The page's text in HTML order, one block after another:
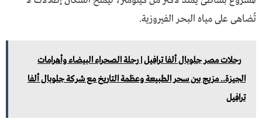
تُضاهى على مياه البحر الفيروزية.
رحلات مصر جلوبال ألفا ترافيل | رحلة الصحراء البيضاء وأهرامات
الجيزة.. مزيج بين سحر الطبيعة وعظمة التاريخ مع شركة جلوبال ألفا
ترافيل